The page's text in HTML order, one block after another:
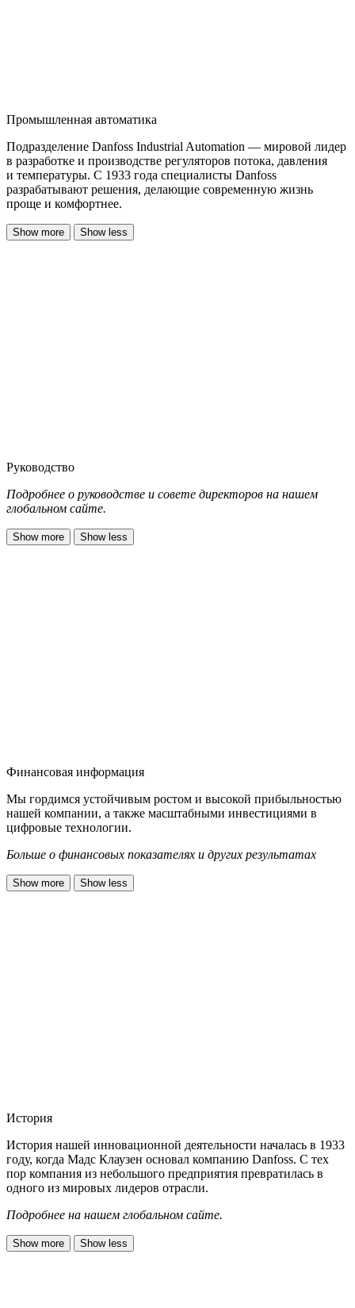
Промышленная автоматика
Подразделение Danfoss Industrial Automation — мировой лидер
в разработке и производстве регуляторов потока, давления
и температуры. С 1933 года специалисты Danfoss
разрабатывают решения, делающие современную жизнь
проще и комфортнее.
Show more Show less
Руководство
Подробнее о руководстве и совете директоров на нашем
глобальном сайте.
Show more Show less
Финансовая информация
Мы гордимся устойчивым ростом и высокой прибыльностью
нашей компании, а также масштабными инвестициями в
цифровые технологии.
Больше о финансовых показателях и других результатах
Show more Show less
История
История нашей инновационной деятельности началась в 1933
году, когда Мадс Клаузен основал компанию Danfoss. С тех
пор компания из небольшого предприятия превратилась в
одного из мировых лидеров отрасли.
Подробнее на нашем глобальном сайте.
Show more Show less